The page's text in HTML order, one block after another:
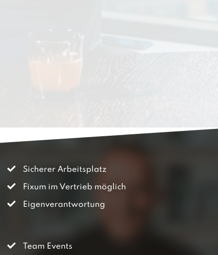
Sicherer Arbeitsplatz
Fixum im Vertrieb möglich
Eigenverantwortung
Team Events